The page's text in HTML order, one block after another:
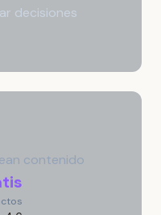
decisiones
contenido